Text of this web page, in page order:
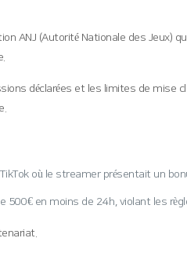
ANJ (Autorité Nationale des Jeux)
déclarées et les limites de mise
où le streamer présentait un
€ en moins de 24 h, violant les